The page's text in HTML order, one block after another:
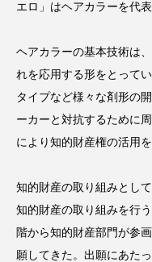
TAG LIST タグ一
Gemini Instagram
TikTok アスタ
エロ」はヘアカラーを代
ヘアカラーの基本技術は
れを応用する形をとって
タイプなど様々な剤形の
ーカーと対抗するために
により知的財産権の活用を
知的財産の取り組みとし
知的財産の取り組みを行
階から知的財産部門が参
願してきた。出願にあた